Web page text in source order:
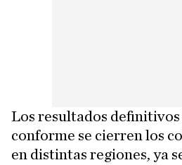
Los resultados
conforme se cierren los
en distintas regiones, ya